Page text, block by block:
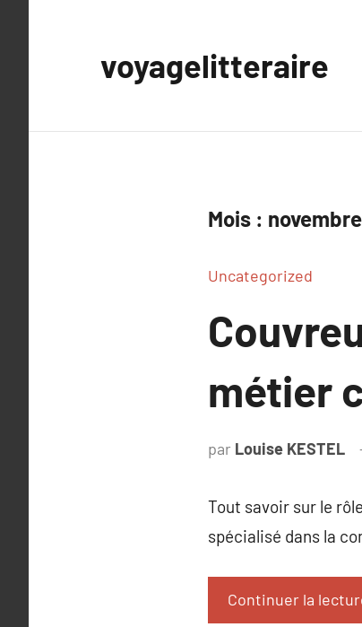
voyagelitteraire
Mois :
Uncategorized
métier
par Louise KESTEL
Tout savoir sur le
spécialisé dans la
Continuer la